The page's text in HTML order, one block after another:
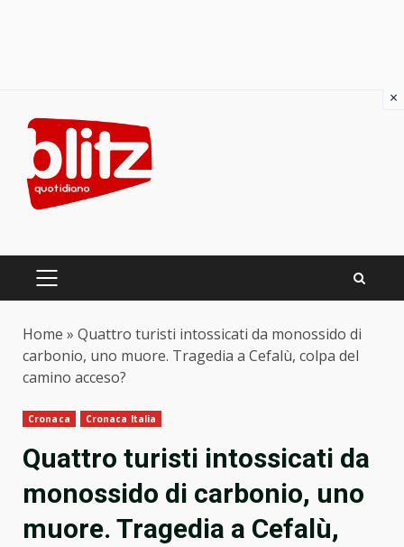
content
PRIMARY
Home » Quattro turisti intossicati da monossido di
carbonio, uno muore. Tragedia a Cefalù, colpa del
camino acceso?
Cronaca Cronaca Italia
Quattro turisti intossicati da
monossido di carbonio, uno
muore. Tragedia a Cefalù,
×